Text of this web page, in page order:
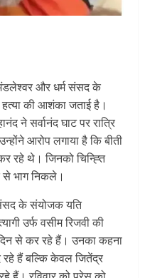
और धर्म संसद के
की आशंका जताई है।
ने सर्वानंद घाट पर रात्रि
आरोप लगाया है कि बीती
रहे थे। जिनको चिन्ह्ति
से भाग निकले।
के संयोजक यति
उर्फ वसीम रिजवी की
दिन से कर रहे हैं। उनका कहना
रहे हैं बल्कि केवल जितेंद्र